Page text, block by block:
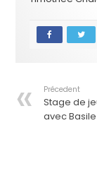
Précedent
Stage de
avec